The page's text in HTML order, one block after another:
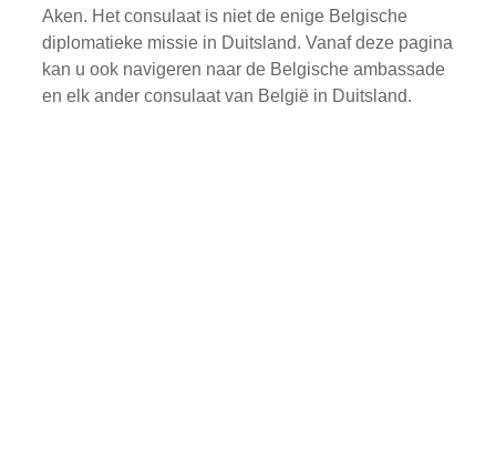
Aken. Het consulaat is niet de enige Belgische
diplomatieke missie in Duitsland. Vanaf deze pagina
kan u ook navigeren naar de Belgische ambassade
en elk ander consulaat van België in Duitsland.